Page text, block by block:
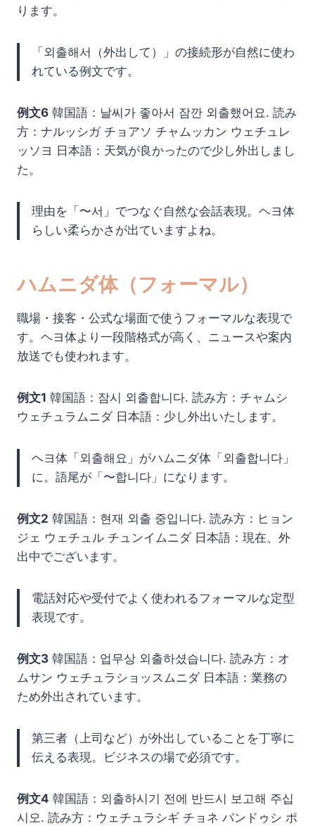
ります。
「외출해서（外出して）」の接続形が自然に使わ
れている例文です。
例文6 韓国語：날씨가 좋아서 잠깐 외출했어요. 読み
方：ナルッシガ チョアソ チャムッカン ウェチュレ
ッソヨ 日本語：天気が良かったので少し外出しまし
た。
理由を「〜서」でつなぐ自然な会話表現。ヘヨ体
らしい柔らかさが出ていますよね。
ハムニダ体（フォーマル）
職場・接客・公式な場面で使うフォーマルな表現で
す。ヘヨ体より一段階格式が高く、ニュースや案内
放送でも使われます。
例文1 韓国語：잠시 외출합니다. 読み方：チャムシ
ウェチュラムニダ 日本語：少し外出いたします。
ヘヨ体「외출해요」がハムニダ体「외출합니다」
に。語尾が「〜합니다」になります。
例文2 韓国語：현재 외출 중입니다. 読み方：ヒョン
ジェ ウェチュル チュンイムニダ 日本語：現在、外
出中でございます。
電話対応や受付でよく使われるフォーマルな定型
表現です。
例文3 韓国語：업무상 외출하셨습니다. 読み方：オ
ムサン ウェチュラショッスムニダ 日本語：業務の
ため外出されています。
第三者（上司など）が外出していることを丁寧に
伝える表現。ビジネスの場で必須です。
例文4 韓国語：외출하시기 전에 반드시 보고해 주십
시오. 読み方：ウェチュラシギ チョネ パンドゥシ ポ